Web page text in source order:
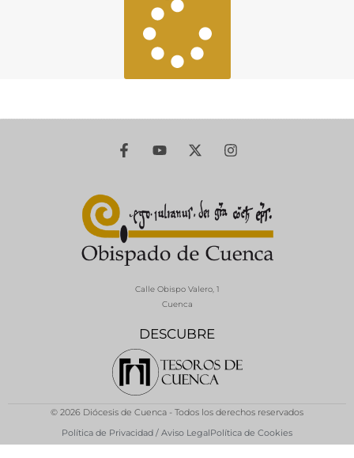
DESCUBRE
Calle Obispo Valero, 1
Cuenca
© 2026 Diócesis de Cuenca - Todos los derechos reservados
Política de Privacidad / Aviso LegalPolítica de Cookies